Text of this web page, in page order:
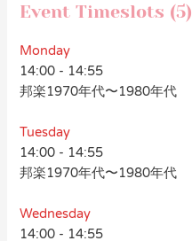
Event Timeslots (5)
Monday
14:00 - 14:55
邦楽1970年代〜1980年代
Tuesday
14:00 - 14:55
邦楽1970年代〜1980年代
Wednesday
14:00 - 14:55